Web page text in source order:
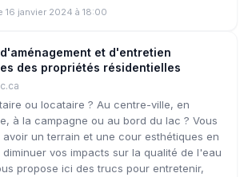
16 janvier 2024 à 18:00
et d'entretien
des propriétés résidentielles
ou locataire ? Au centre-ville, en
à la campagne ou au bord du lac ? Vous
avoir un terrain et une cour esthétiques en
diminuer vos impacts sur la qualité de l'eau
propose ici des trucs pour entretenir,